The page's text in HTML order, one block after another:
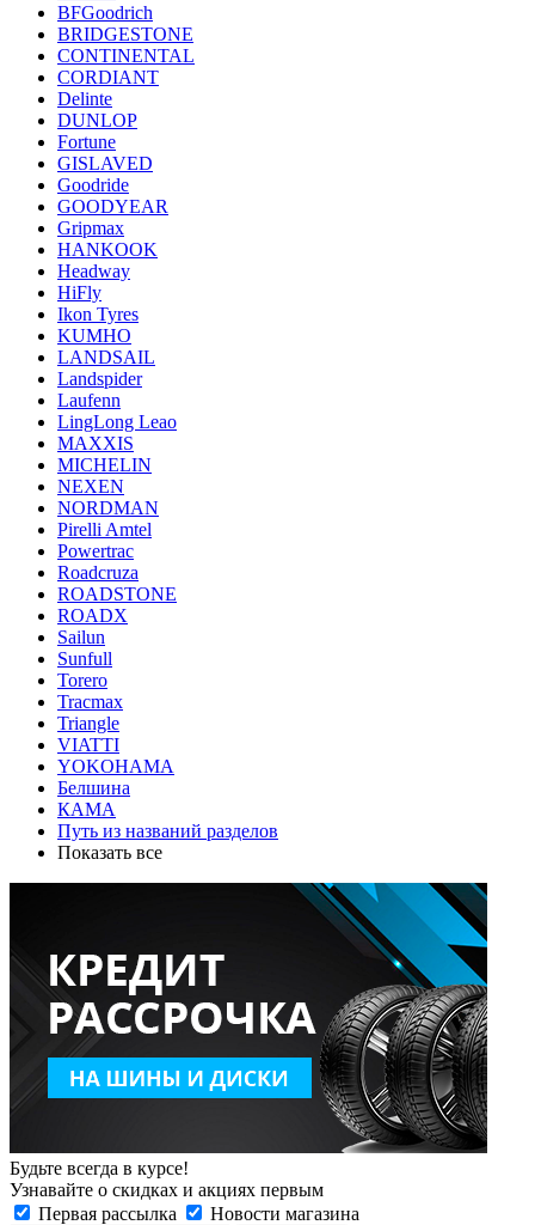
BFGoodrich
BRIDGESTONE
CONTINENTAL
CORDIANT
Delinte
DUNLOP
Fortune
GISLAVED
Goodride
GOODYEAR
Gripmax
HANKOOK
Headway
HiFly
Ikon Tyres
KUMHO
LANDSAIL
Landspider
Laufenn
LingLong Leao
MAXXIS
MICHELIN
NEXEN
NORDMAN
Pirelli Amtel
Powertrac
Roadcruza
ROADSTONE
ROADX
Sailun
Sunfull
Torero
Tracmax
Triangle
VIATTI
YOKOHAMA
Белшина
КАМА
Путь из названий разделов
Показать все
Будьте всегда в курсе!
Узнавайте о скидках и акциях первым
Первая рассылка
Новости магазина